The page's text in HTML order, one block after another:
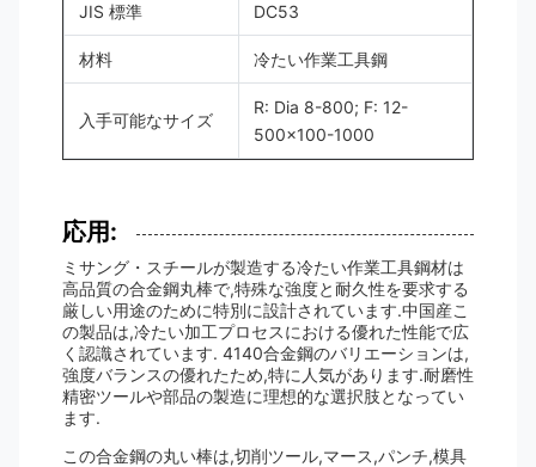
JIS 標準 DC53
材料 冷たい作業工具鋼
入手可能なサイズ
R: Dia 8-800; F: 12-
500×100-1000
応用:
ミサング・スチールが製造する冷たい作業工具鋼材は
高品質の合金鋼丸棒で,特殊な強度と耐久性を要求する
厳しい用途のために特別に設計されています.中国産こ
の製品は,冷たい加工プロセスにおける優れた性能で広
く認識されています. 4140合金鋼のバリエーションは,
強度バランスの優れたため,特に人気があります.耐磨性
精密ツールや部品の製造に理想的な選択肢となってい
ます.
この合金鋼の丸い棒は,切削ツール,マース,パンチ,模具